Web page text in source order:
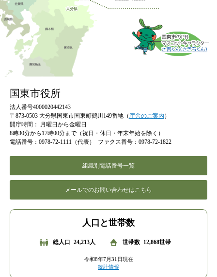
国東市役所
法人番号4000020442143
〒873-0503 大分県国東市国東町鶴川149番地（ 庁舎のご案内 ）
開庁時間：
月曜日から金曜日
8時30分から17時00分まで（祝日・休日・年末年始を除く）
電話番号：0978-72-1111（代表）
ファクス番号：0978-72-1822
組織別電話番号一覧
メールでのお問い合わせはこちら
人口と世帯数
総人口 24,213人 世帯数 12,868世帯
令和8年7月31日現在
統計情報